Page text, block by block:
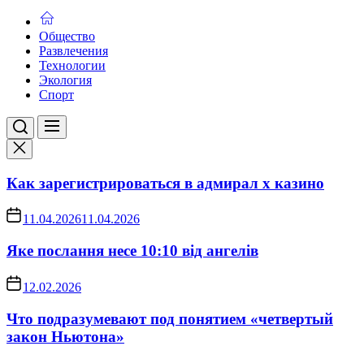
Общество
Развлечения
Технологии
Экология
Спорт
Как зарегистрироваться в адмирал х казино
11.04.202611.04.2026
Яке послання несе 10:10 від ангелів
12.02.2026
Что подразумевают под понятием «четвертый
закон Ньютона»